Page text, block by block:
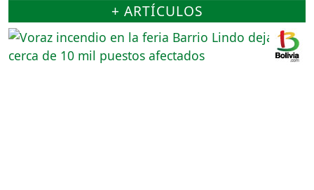
+ ARTÍCULOS